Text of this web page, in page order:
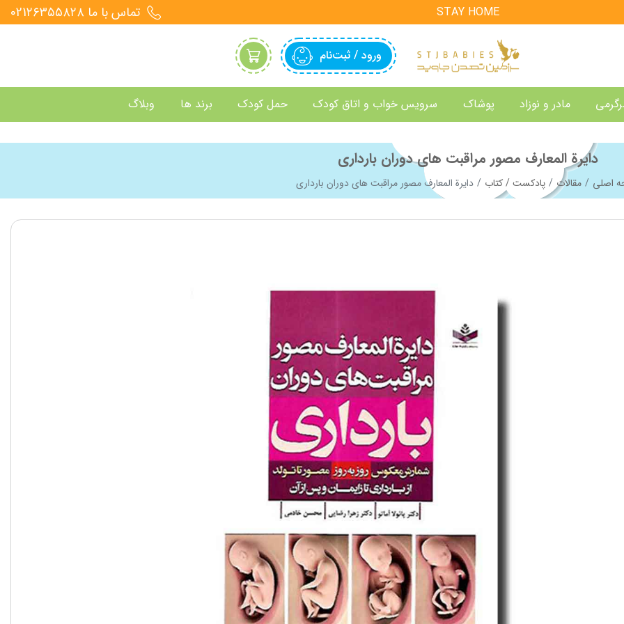
STAY HOME تماس با ما 021۲۶۳۵۵۸۲۸
ورود / ثبت‌نام
مادر و نوزاد پوشاک سرویس خواب و اتاق کودک حمل کودک برند ها وبلاگ
دایرة المعارف مصور مراقبت های دوران بارداری
اصلی مقالات پادکست / کتاب دایرة المعارف مصور مراقبت های دوران بارداری